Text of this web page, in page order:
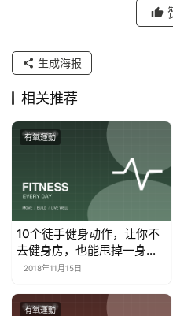
生成海报
相关推荐
有氧運動
10个徒手健身动作，让你不
去健身房，也能甩掉一身脂
肪2018年11月15日
有氧運動